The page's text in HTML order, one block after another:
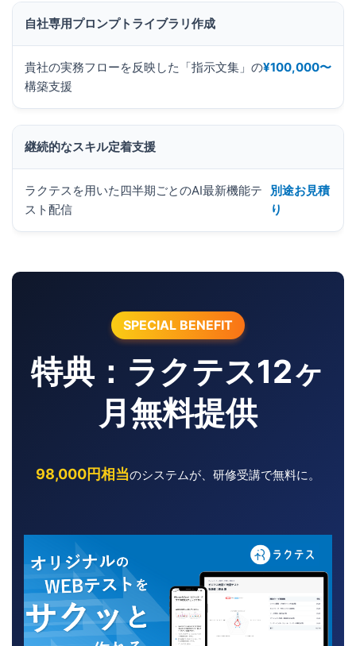
自社専用プロンプトライブラリ作成
貴社の実務フローを反映した「指示文集」の
構築支援
¥100,000〜
継続的なスキル定着支援
ラクテスを用いた四半期ごとのAI最新機能テ
スト配信
別途お見積
り
SPECIAL BENEFIT
特典：ラクテス12ヶ
月無料提供
98,000円相当のシステムが、研修受講で無料に。